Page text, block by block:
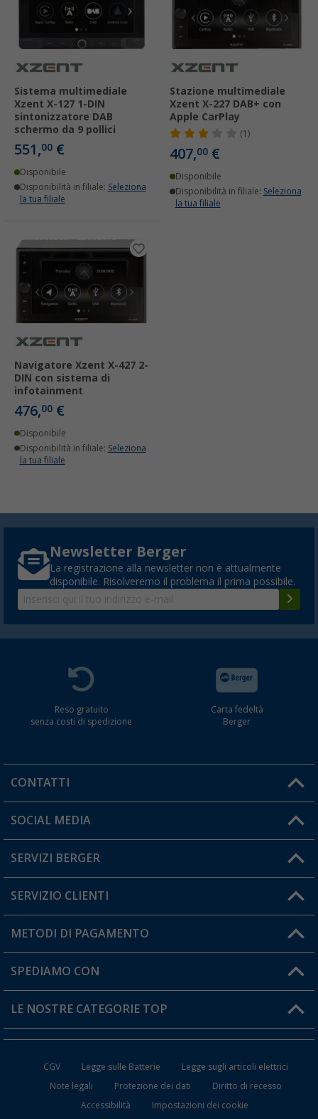
Sistema multimediale
Xzent X-127 1-DIN
sintonizzatore DAB
schermo da 9 pollici
551,00 €
Disponibile
Disponibilità in filiale: Seleziona
la tua filiale
Stazione multimediale
Xzent X-227 DAB+ con
Apple CarPlay
(1)
407,00 €
Disponibile
Disponibilità in filiale: Seleziona
la tua filiale
Navigatore Xzent X-427 2-
DIN con sistema di
infotainment
476,00 €
Disponibile
Disponibilità in filiale: Seleziona
la tua filiale
Newsletter Berger
La registrazione alla newsletter non è attualmente
disponibile. Risolveremo il problema il prima possibile.
Reso gratuito
senza costi di spedizione
Carta fedeltà
Berger
CONTATTI
Orari di apertura del servizio:
Hai una domanda?
SOCIAL MEDIA
SERVIZI BERGER
Diventare rivenditori
Il mio Account
Carta fedeltà Berger
SERVIZIO CLIENTI
Informazioni sulla spedizione
Resi
FAQ e Contatti
METODI DI PAGAMENTO
SPEDIAMO CON
LE NOSTRE CATEGORIE TOP
Mobili per il Campeggio
CGV Legge sulle Batterie
Legge sugli articoli elettrici
Note legali
Protezione dei dati
Diritto di recesso
Accessibilità
Impostazioni dei cookie